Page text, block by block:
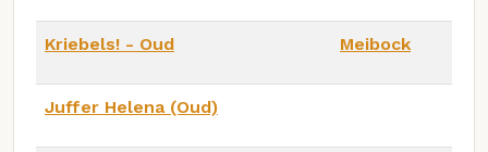
Kriebels! - Oud Meibock
Juffer Helena (Oud)